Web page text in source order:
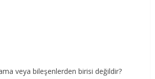
veya bileşenlerden birisi değildir?